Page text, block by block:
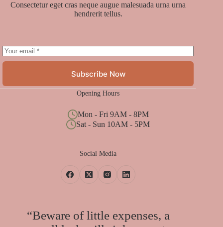
Consectetur eget cras neque augue malesuada urna urna
hendrerit tellus.
Subscribe Now
Opening Hours
Mon - Fri 9AM - 8PM
Sat - Sun 10AM - 5PM
Social Media
“Beware of little expenses, a